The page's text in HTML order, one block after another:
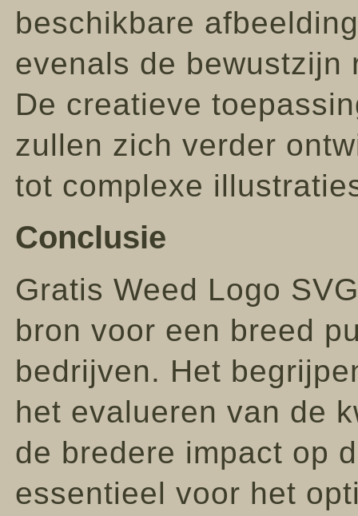
beschikbare
evenals de bewustzijn
De creatieve
zullen zich verder
tot complexe
Conclusie
Gratis Weed Logo
bron voor een breed
bedrijven. Het
het evalueren van de
de bredere impact op
essentieel voor het